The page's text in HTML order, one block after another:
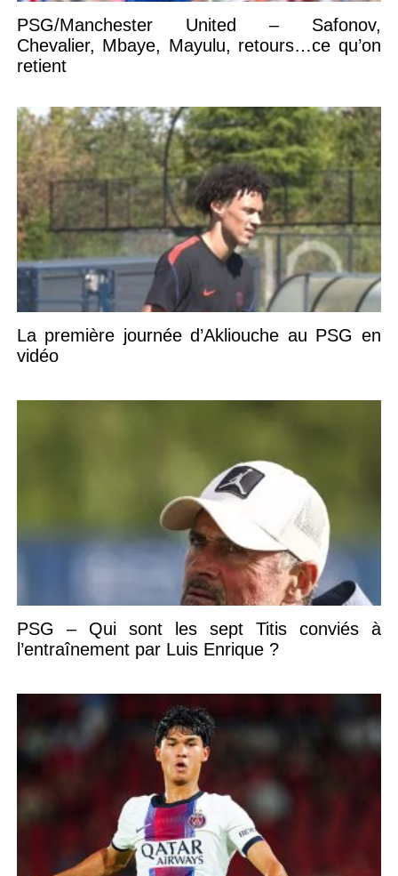
PSG/Manchester United – Safonov,
Chevalier, Mbaye, Mayulu, retours…ce qu’on
retient
La première journée d’Akliouche au PSG en
vidéo
PSG – Qui sont les sept Titis conviés à
l’entraînement par Luis Enrique ?